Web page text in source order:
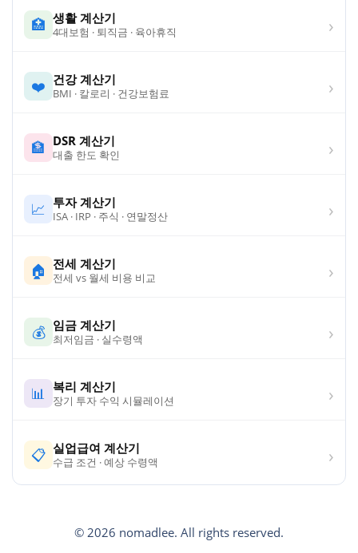
🏥 생활 계산기
4대보험 · 퇴직금 · 육아휴직 ›
❤️ 건강 계산기
BMI · 칼로리 · 건강보험료 ›
🏦 DSR 계산기
대출 한도 확인 ›
📈 투자 계산기
ISA · IRP · 주식 · 연말정산 ›
🏠 전세 계산기
전세 vs 월세 비용 비교 ›
💰 임금 계산기
최저임금 · 실수령액 ›
📊 복리 계산기
장기 투자 수익 시뮬레이션 ›
📋 실업급여 계산기
수급 조건 · 예상 수령액 ›
© 2026 nomadlee. All rights reserved.